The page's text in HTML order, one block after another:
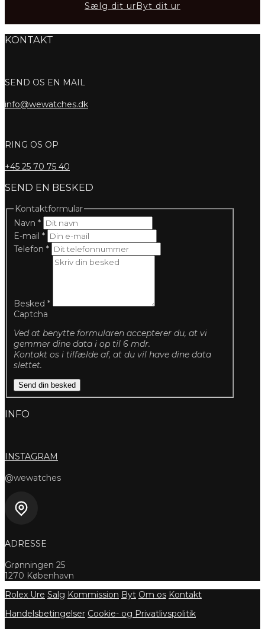
Sælg dit urByt dit ur
KONTAKT
SEND OS EN MAIL
info@wewatches.dk
RING OS OP
+45 25 70 75 40
SEND EN BESKED
Kontaktformular
Navn *
E-mail *
Telefon *
Besked *
Captcha
Ved at benytte formularen accepterer du, at vi
gemmer dine data i op til 6 mdr.
Kontakt os i tilfælde af, at du vil have dine data
slettet.
Send din besked
INFO
INSTAGRAM
@wewatches
ADRESSE
Grønningen 25
1270 København
Rolex Ure Salg Kommission Byt Om os Kontakt
Handelsbetingelser Cookie- og Privatlivspolitik